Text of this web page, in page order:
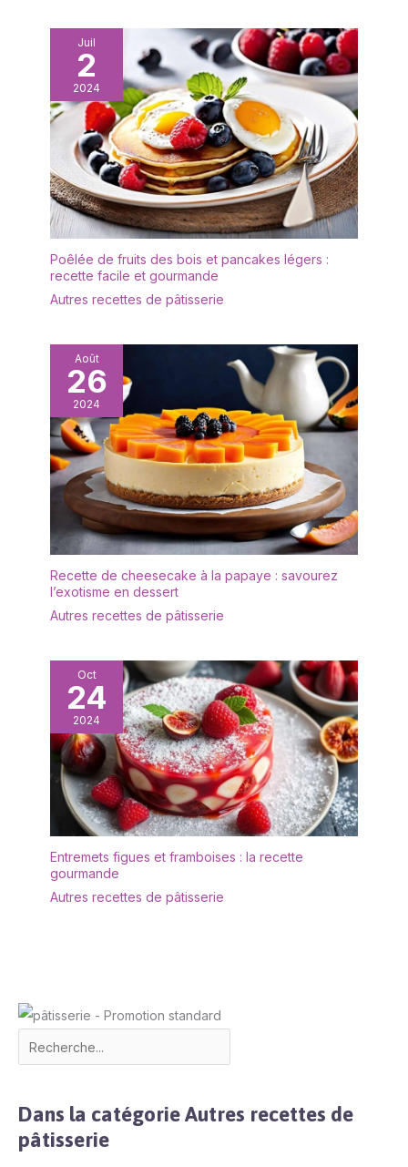
couvercle transparent qui
vous permet de bien voir
les aliments à l'intérieur
et qui empêche
efficacement la poussière
ou les insectes de
tomber sur les aliments. Il
est idéal pour le thé de
l'après-midi, les fêtes
d'anniversaire et les
repas de famille.
✔[Présentoir à gâteaux
de haute qualité] : le
présentoir à gâteaux
multifonctionnel est
vous pouvez donc
l'utiliser sans hésitation.
Le présentoir à gâteaux
est transparent et
élégant, léger et facile à
transporter, et sûr à
utiliser. Il est idéal comme
cadeau de bienvenue
pour vos amis et voisins,
comme cadeau de
fiançailles ou comme
✔[Facile à nettoyer] : le
fabriqué dans un matériau
n'absorbe ni les odeurs ni
les taches. Il peut être
rincé avec un peu de
liquide vaisselle et d'eau
et est très facile à
entretenir. Afin de
prolonger sa durée de
vie, il est recommandé
de ne pas le nettoyer au
lave-vaisselle. Après le
nettoyage, il doit être
au sec. ✔[Remarque
Juil
2
2024
Poêlée de fruits des bois et pancakes légers :
recette facile et gourmande
Autres recettes de pâtisserie
Août
26
2024
Recette de cheesecake à la papaye : savourez
l’exotisme en dessert
Autres recettes de pâtisserie
Oct
24
2024
Entremets figues et framboises : la recette
gourmande
Autres recettes de pâtisserie
Dans la catégorie Autres recettes de
pâtisserie